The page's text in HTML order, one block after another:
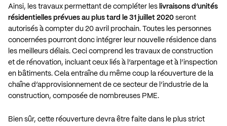
Ainsi, les travaux permettant de compléter les livraisons d’unités
résidentielles prévues au plus tard le 31 juillet 2020 seront
autorisés à compter du 20 avril prochain. Toutes les personnes
concernées pourront donc intégrer leur nouvelle résidence dans
les meilleurs délais. Ceci comprend les travaux de construction
et de rénovation, incluant ceux liés à l’arpentage et à l’inspection
en bâtiments. Cela entraîne du même coup la réouverture de la
chaîne d’approvisionnement de ce secteur de l’industrie de la
construction, composée de nombreuses PME.
Bien sûr, cette réouverture devra être faite dans le plus strict